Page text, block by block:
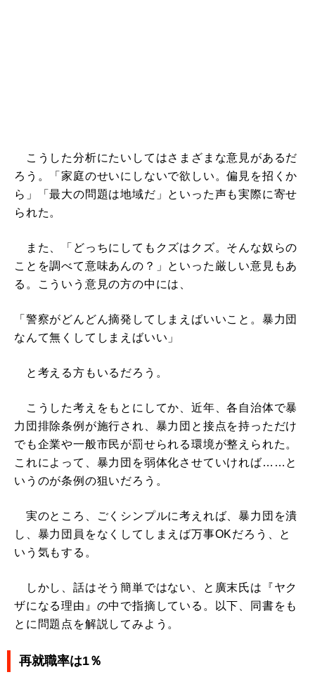
こうした分析にたいしてはさまざまな意見があるだ
ろう。「家庭のせいにしないで欲しい。偏見を招くか
ら」「最大の問題は地域だ」といった声も実際に寄せ
られた。
また、「どっちにしてもクズはクズ。そんな奴らの
ことを調べて意味あんの？」といった厳しい意見もあ
る。こういう意見の方の中には、
「警察がどんどん摘発してしまえばいいこと。暴力団
なんて無くしてしまえばいい」
と考える方もいるだろう。
こうした考えをもとにしてか、近年、各自治体で暴
力団排除条例が施行され、暴力団と接点を持っただけ
でも企業や一般市民が罰せられる環境が整えられた。
これによって、暴力団を弱体化させていければ……と
いうのが条例の狙いだろう。
実のところ、ごくシンプルに考えれば、暴力団を潰
し、暴力団員をなくしてしまえば万事OKだろう、と
いう気もする。
しかし、話はそう簡単ではない、と廣末氏は『ヤク
ザになる理由』の中で指摘している。以下、同書をも
とに問題点を解説してみよう。
再就職率は1％